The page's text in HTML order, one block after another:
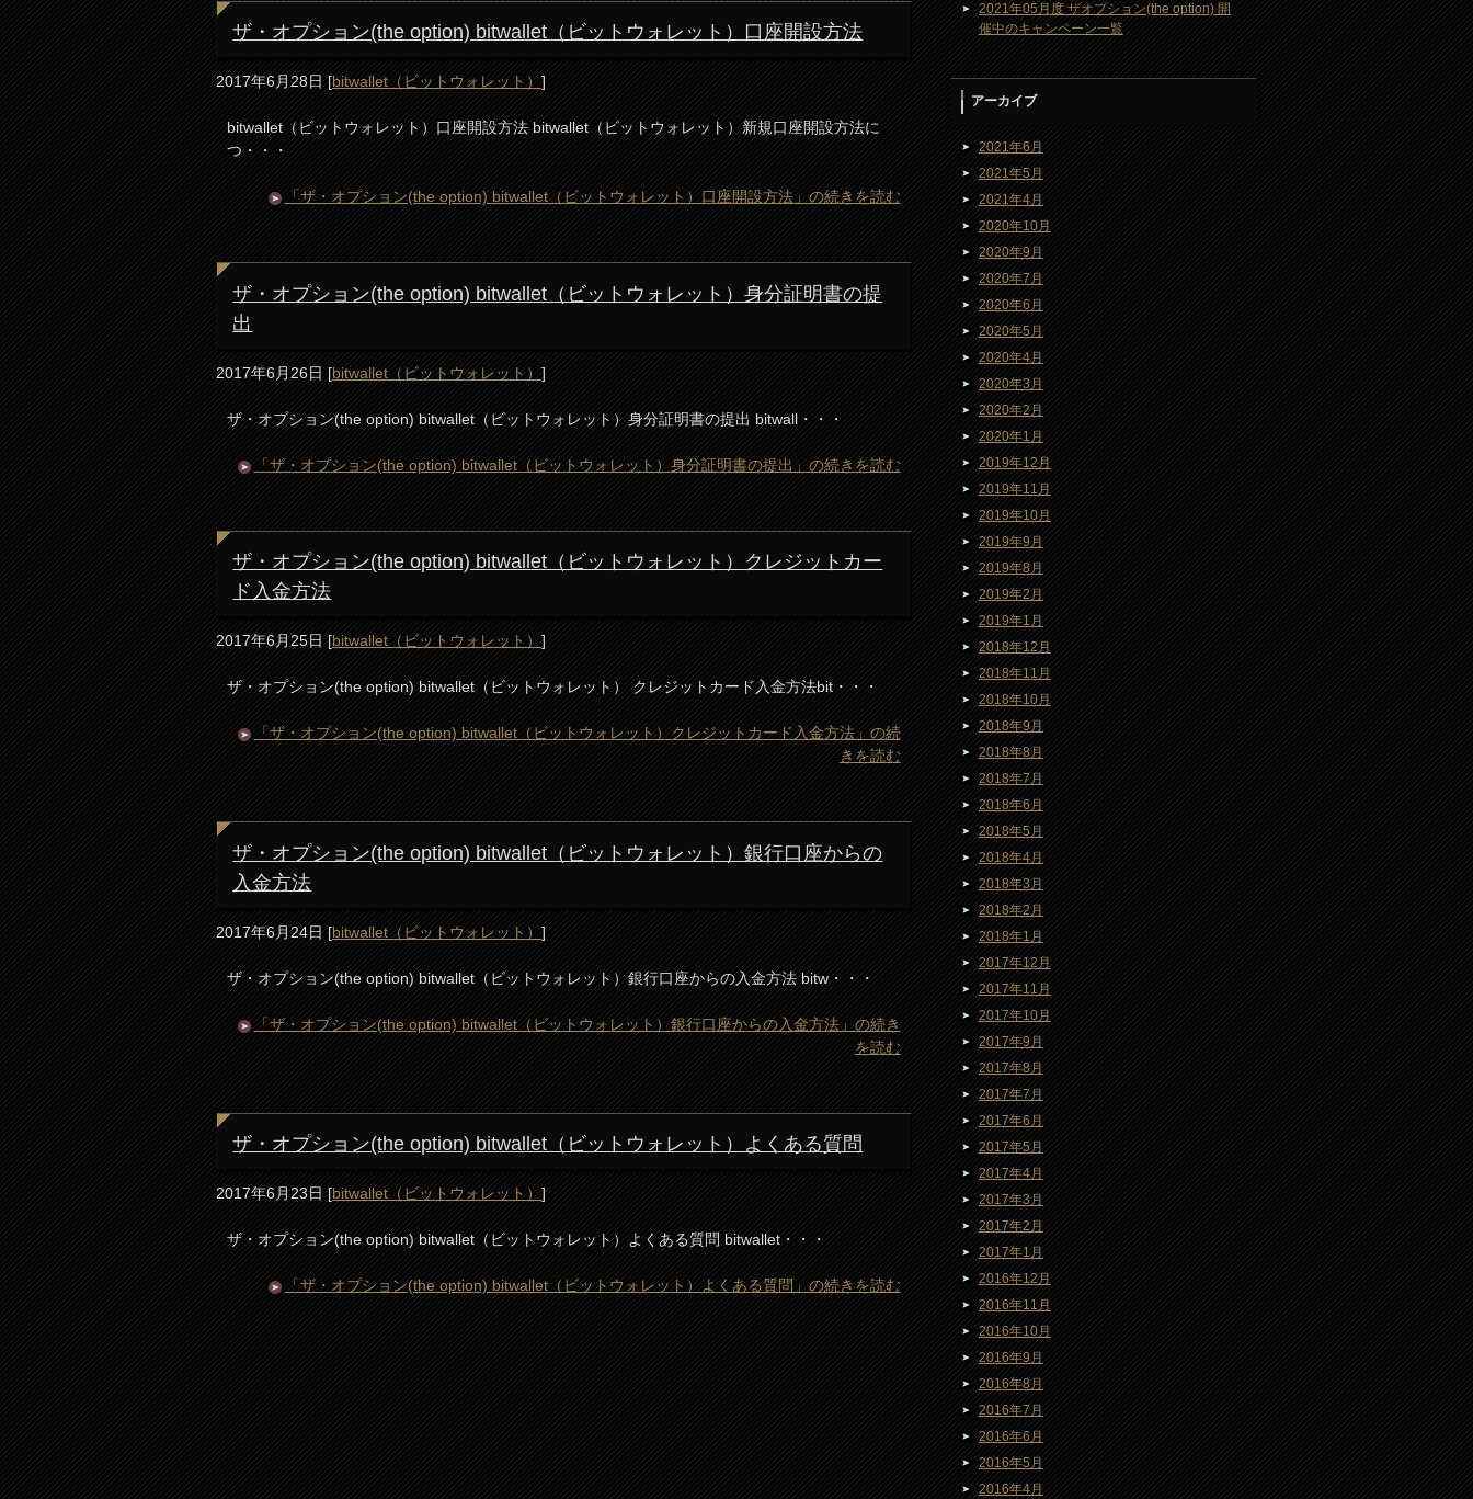
ザ・オプション(the option) bitwallet（ビットウォレット）口座開設方法
2017年6月28日[bitwallet（ビットウォレット）]
bitwallet（ビットウォレット）口座開設方法 bitwallet（ビットウォレット）新規口座開設方法に
つ・・・
「ザ・オプション(the option) bitwallet（ビットウォレット）口座開設方法」の続きを読む
ザ・オプション(the option) bitwallet（ビットウォレット）身分証明書の提
出
2017年6月26日[bitwallet（ビットウォレット）]
ザ・オプション(the option) bitwallet（ビットウォレット）身分証明書の提出 bitwall・・・
「ザ・オプション(the option) bitwallet（ビットウォレット）身分証明書の提出」の続きを読む
ザ・オプション(the option) bitwallet（ビットウォレット）クレジットカー
ド入金方法
2017年6月25日[bitwallet（ビットウォレット）]
ザ・オプション(the option) bitwallet（ビットウォレット） クレジットカード入金方法bit・・・
「ザ・オプション(the option) bitwallet（ビットウォレット）クレジットカード入金方法」の続
きを読む
ザ・オプション(the option) bitwallet（ビットウォレット）銀行口座からの
入金方法
2017年6月24日[bitwallet（ビットウォレット）]
ザ・オプション(the option) bitwallet（ビットウォレット）銀行口座からの入金方法 bitw・・・
「ザ・オプション(the option) bitwallet（ビットウォレット）銀行口座からの入金方法」の続き
を読む
ザ・オプション(the option) bitwallet（ビットウォレット）よくある質問
2017年6月23日[bitwallet（ビットウォレット）]
ザ・オプション(the option) bitwallet（ビットウォレット）よくある質問 bitwallet・・・
「ザ・オプション(the option) bitwallet（ビットウォレット）よくある質問」の続きを読む
2021年05月度 ザオプション(the option) 開
催中のキャンペーン一覧
アーカイブ
2021年6月
2021年5月
2021年4月
2020年10月
2020年9月
2020年7月
2020年6月
2020年5月
2020年4月
2020年3月
2020年2月
2020年1月
2019年12月
2019年11月
2019年10月
2019年9月
2019年8月
2019年2月
2019年1月
2018年12月
2018年11月
2018年10月
2018年9月
2018年8月
2018年7月
2018年6月
2018年5月
2018年4月
2018年3月
2018年2月
2018年1月
2017年12月
2017年11月
2017年10月
2017年9月
2017年8月
2017年7月
2017年6月
2017年5月
2017年4月
2017年3月
2017年2月
2017年1月
2016年12月
2016年11月
2016年10月
2016年9月
2016年8月
2016年7月
2016年6月
2016年5月
2016年4月